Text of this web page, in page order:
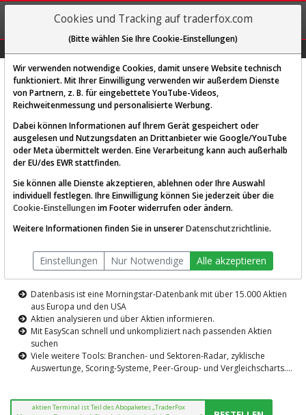
REGIS-
TRIEREN
Diese Funktion ist nur für
AKTIEN-TERMINAL
Die Aktienanalyse-Plattform von
TraderFox
Datenbasis ist eine Morningstar-Datenbank mit über 15.000 Aktien
aus Europa und den USA
Aktien analysieren und über Aktien informieren.
Mit EasyScan schnell und unkompliziert nach passenden Aktien
suchen
Viele weitere Tools: Branchen- und Sektoren-Radar, zyklische
Auswertunge, Scoring-Systeme, Peer-Group- und Vergleichscharts....
aktien Terminal ist Teil des Abopaketes „TraderFox
Cookies und Tracking auf traderfox.com
(Bitte wählen Sie Ihre Cookie-Einstellungen)
Wir verwenden notwendige Cookies, damit unsere Website technisch
funktioniert. Mit Ihrer Einwilligung verwenden wir außerdem Dienste
von Partnern, z. B. für eingebettete YouTube-Videos,
Reichweitenmessung und personalisierte Werbung.
Dabei können Informationen auf Ihrem Gerät gespeichert oder
ausgelesen und Nutzungsdaten an Drittanbieter wie Google/YouTube
oder Meta übermittelt werden. Eine Verarbeitung kann auch außerhalb
der EU/des EWR stattfinden.
Sie können alle Dienste akzeptieren, ablehnen oder Ihre Auswahl
individuell festlegen. Ihre Einwilligung können Sie jederzeit über die
Cookie-Einstellungen im Footer widerrufen oder ändern.
Weitere Informationen finden Sie in unsererDatenschutzrichtlinie.
Einstellungen Nur Notwendige Alle akzeptieren